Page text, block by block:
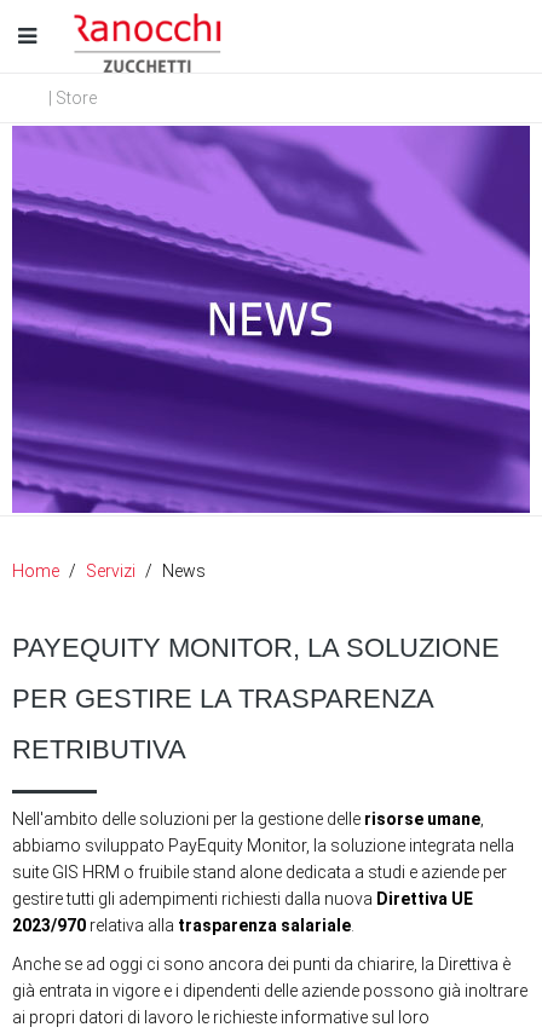
| Store
Home Servizi News
PAYEQUITY MONITOR, LA SOLUZIONE
PER GESTIRE LA TRASPARENZA
RETRIBUTIVA
Nell'ambito delle soluzioni per la gestione delle risorse umane
abbiamo sviluppato PayEquity Monitor, la soluzione integrata nella
suite GIS HRM o fruibile stand alone dedicata a studi e aziende per
gestire tutti gli adempimenti richiesti dalla nuova Direttiva UE
2023/970 relativa alla trasparenza salariale
Anche se ad oggi ci sono ancora dei punti da chiarire, la Direttiva è
già entrata in vigore e i dipendenti delle aziende possono già inoltrare
ai propri datori di lavoro le richieste informative sul loro